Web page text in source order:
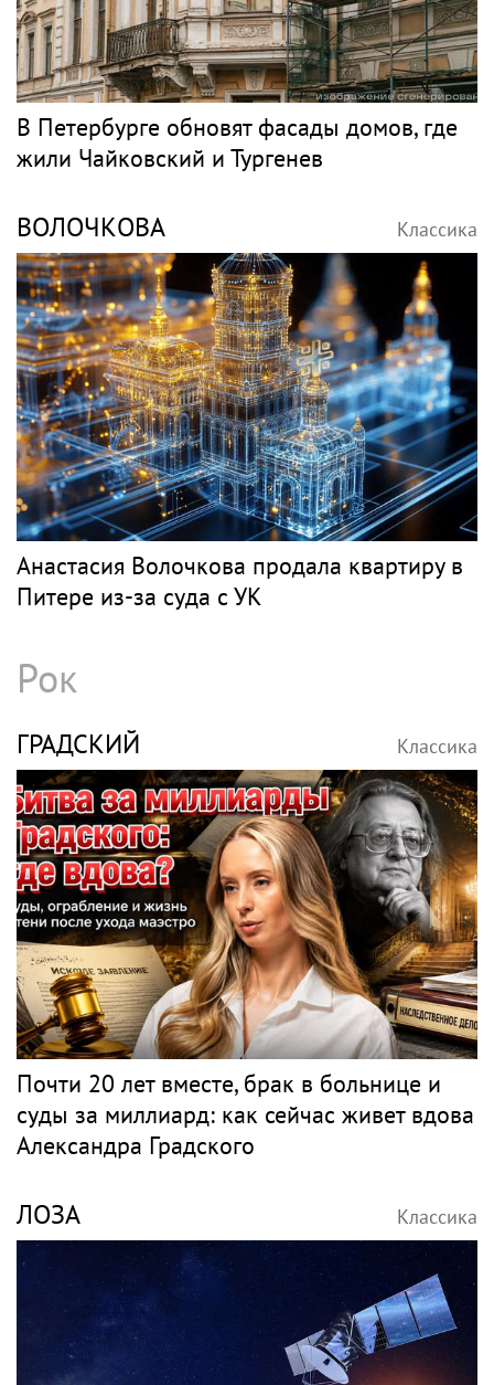
В Петербурге обновят фасады домов, где
жили Чайковский и Тургенев
ВОЛОЧКОВА Классика
Анастасия Волочкова продала квартиру в
Питере из-за суда с УК
Рок
ГРАДСКИЙ Классика
Почти 20 лет вместе, брак в больнице и
суды за миллиард: как сейчас живет вдова
Александра Градского
ЛОЗА Классика